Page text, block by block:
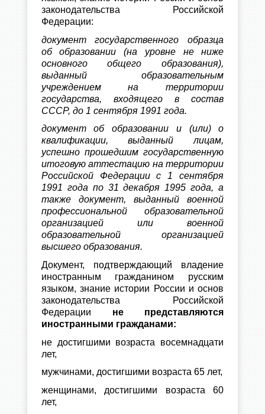
законодательства Российской
Федерации:
документ государственного образца
об образовании (на уровне не ниже
основного общего образования),
выданный образовательным
учреждением на территории
государства, входящего в состав
СССР, до 1 сентября 1991 года.
документ об образовании и (или) о
квалификации, выданный лицам,
успешно прошедшим государственную
итоговую аттестацию на территории
Российской Федерации с 1 сентября
1991 года по 31 декабря 1995 года, а
также документ, выданный военной
профессиональной образовательной
организацией или военной
образовательной организацией
высшего образования.
Документ, подтверждающий владение
иностранным гражданином русским
языком, знание истории России и основ
законодательства Российской
Федерации не представляются
иностранными гражданами:
не достигшими возраста восемнадцати
лет,
мужчинами, достигшими возраста 65 лет,
женщинами, достигшими возраста 60
лет,